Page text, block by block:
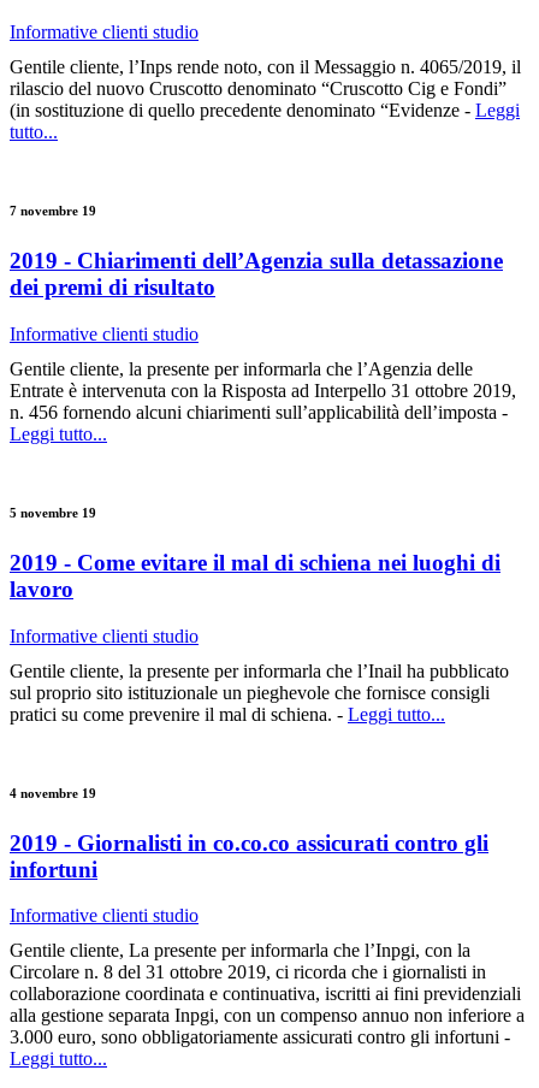
Informative clienti studio
Gentile cliente, l’Inps rende noto, con il Messaggio n. 4065/2019, il
rilascio del nuovo Cruscotto denominato “Cruscotto Cig e Fondi”
(in sostituzione di quello precedente denominato “Evidenze - Leggi
tutto...
7 novembre 19
2019 - Chiarimenti dell’Agenzia sulla detassazione
dei premi di risultato
Informative clienti studio
Gentile cliente, la presente per informarla che l’Agenzia delle
Entrate è intervenuta con la Risposta ad Interpello 31 ottobre 2019,
n. 456 fornendo alcuni chiarimenti sull’applicabilità dell’imposta -
Leggi tutto...
5 novembre 19
2019 - Come evitare il mal di schiena nei luoghi di
lavoro
Informative clienti studio
Gentile cliente, la presente per informarla che l’Inail ha pubblicato
sul proprio sito istituzionale un pieghevole che fornisce consigli
pratici su come prevenire il mal di schiena. - Leggi tutto...
4 novembre 19
2019 - Giornalisti in co.co.co assicurati contro gli
infortuni
Informative clienti studio
Gentile cliente, La presente per informarla che l’Inpgi, con la
Circolare n. 8 del 31 ottobre 2019, ci ricorda che i giornalisti in
collaborazione coordinata e continuativa, iscritti ai fini previdenziali
alla gestione separata Inpgi, con un compenso annuo non inferiore a
3.000 euro, sono obbligatoriamente assicurati contro gli infortuni -
Leggi tutto...